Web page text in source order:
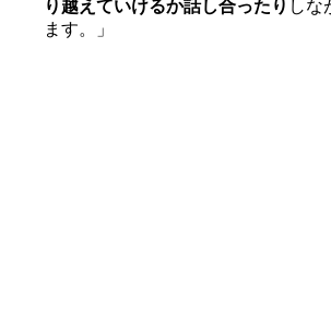
り越えていけるか話し合ったり しな
ます。」